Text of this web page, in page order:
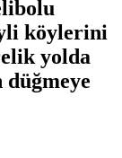
köylerini
yolda